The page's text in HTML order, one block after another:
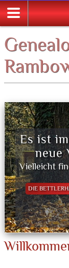
Es ist
neue
Vielleicht
DIE